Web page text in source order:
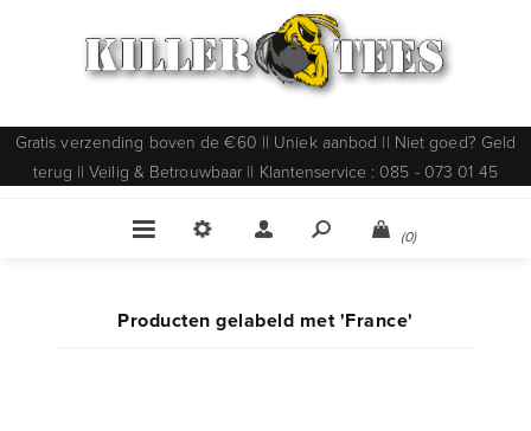
Gratis verzending boven de €60 || Uniek aanbod || Niet goed? Geld
terug || Veilig & Betrouwbaar || Klantenservice : 085 - 073 01 45
(0)
Producten gelabeld met 'France'